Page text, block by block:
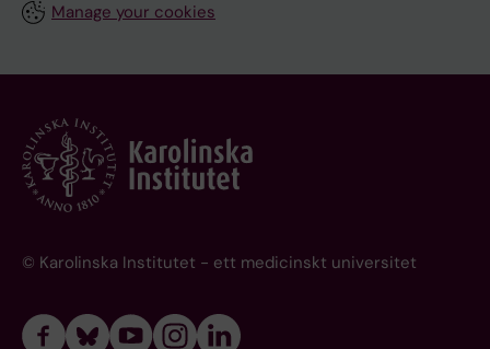
Manage your cookies
© Karolinska Institutet - ett medicinskt universitet